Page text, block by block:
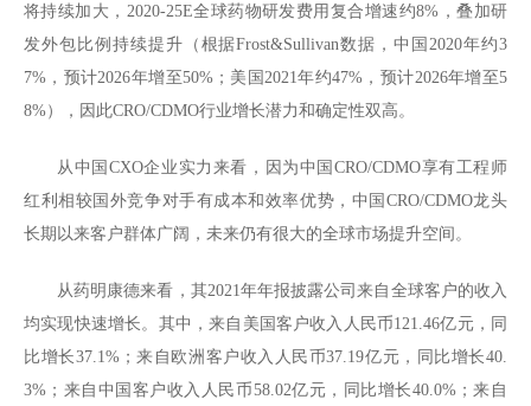
将持续加大，2020-25E全球药物研发费用复合增速约8%，叠加研
发外包比例持续提升（根据Frost&Sullivan数据，中国2020年约3
7%，预计2026年增至50%；美国2021年约47%，预计2026年增至5
8%），因此CRO/CDMO行业增长潜力和确定性双高。
从中国CXO企业实力来看，因为中国CRO/CDMO享有工程师
红利相较国外竞争对手有成本和效率优势，中国CRO/CDMO龙头
长期以来客户群体广阔，未来仍有很大的全球市场提升空间。
从药明康德来看，其2021年年报披露公司来自全球客户的收入
均实现快速增长。其中，来自美国客户收入人民币121.46亿元，同
比增长37.1%；来自欧洲客户收入人民币37.19亿元，同比增长40.
3%；来自中国客户收入人民币58.02亿元，同比增长40.0%；来自